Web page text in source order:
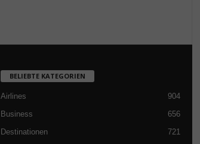
BELIEBTE KATEGORIEN
Airlines
904
Business
656
Destinationen
721